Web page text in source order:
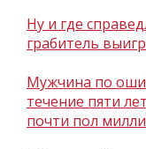
Ну и где
грабитель
Мужчина по
течение пяти
почти пол